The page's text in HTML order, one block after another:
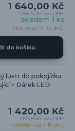
1 640,00 Kč
1 355,37 Kč bez DPH
skladem 1 ks
Více kusů 7-10 dnů
do košíku
lustr do pokojíčku
+ Dárek LED
1 420,00 Kč
1 173,55 Kč bez DPH
K odeslání za 7-10 dnů